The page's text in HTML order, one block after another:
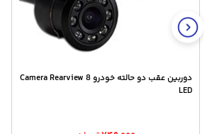
دوربین عقب دو حالته خودرو Camera Rearview 8
LED